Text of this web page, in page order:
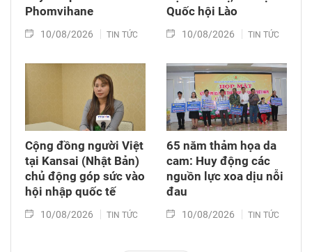
Phomvihane
10/08/2026 TIN TỨC
Quốc hội Lào
10/08/2026 TIN TỨC
Cộng đồng người Việt
tại Kansai (Nhật Bản)
chủ động góp sức vào
hội nhập quốc tế
10/08/2026 TIN TỨC
65 năm thảm họa da
cam: Huy động các
nguồn lực xoa dịu nỗi
đau
10/08/2026 TIN TỨC